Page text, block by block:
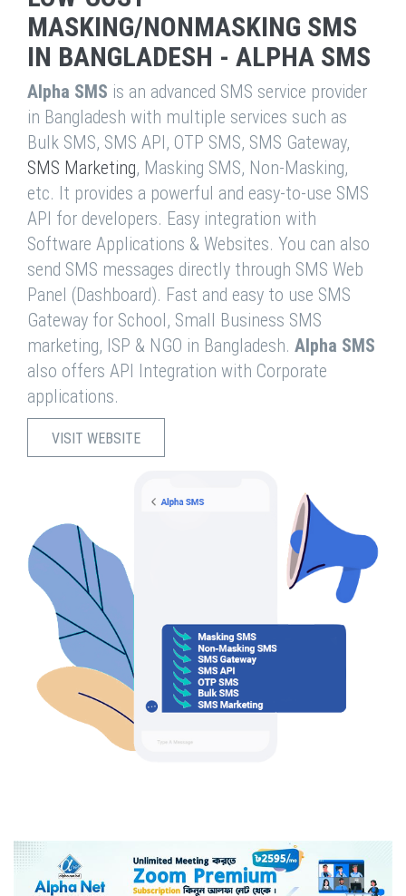
MASKING/NONMASKING SMS
IN BANGLADESH - ALPHA SMS
Alpha SMS is an advanced SMS service provider
in Bangladesh with multiple services such as
Bulk SMS, SMS API, OTP SMS, SMS Gateway,
SMS Marketing, Masking SMS, Non-Masking,
etc. It provides a powerful and easy-to-use SMS
API for developers. Easy integration with
Software Applications & Websites. You can also
send SMS messages directly through SMS Web
Panel (Dashboard). Fast and easy to use SMS
Gateway for School, Small Business SMS
marketing, ISP & NGO in Bangladesh. Alpha SMS
also offers API Integration with Corporate
applications.
VISIT WEBSITE